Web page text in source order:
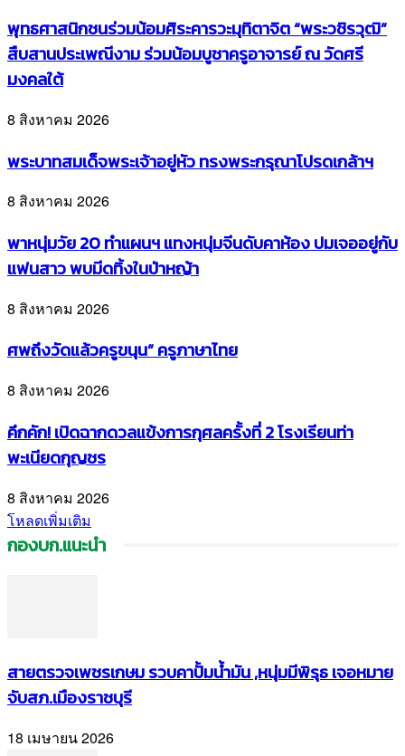
พุทธศาสนิกชนร่วมน้อมศิระคารวะมุทิตาจิต “พระวชิรวุฒิ”
สืบสานประเพณีงาม ร่วมน้อมบูชาครูอาจารย์ ณ วัดศรี
มงคลใต้
8 สิงหาคม 2026
พระบาทสมเด็จพระเจ้าอยู่หัว ทรงพระกรุณาโปรดเกล้าฯ
8 สิงหาคม 2026
พาหนุ่มวัย 20 ทำแผนฯ แทงหนุ่มจีนดับคาห้อง ปมเจออยู่กับ
แฟนสาว พบมีดทิ้งในป่าหญ้า
8 สิงหาคม 2026
ศพถึงวัดแล้วครูขนุน” ครูภาษาไทย
8 สิงหาคม 2026
คึกคัก! เปิดฉากดวลแข้งการกุศลครั้งที่ 2 โรงเรียนท่า
พะเนียดกุญชร
8 สิงหาคม 2026
โหลดเพิ่มเติม
กองบก.แนะนำ
สายตรวจเพชรเกษม รวบคาปั้มน้ำมัน ,หนุ่มมีพิรุธ เจอหมาย
จับสภ.เมืองราชบุรี
18 เมษายน 2026